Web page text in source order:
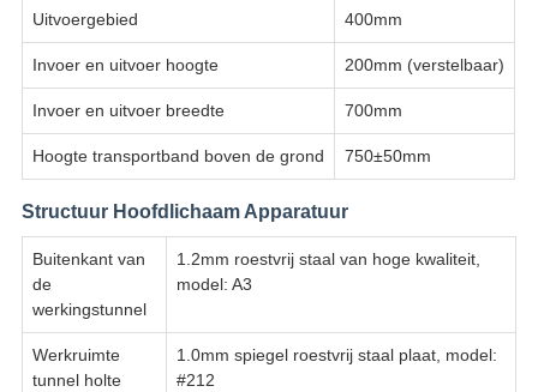
Uitvoergebied 400mm
Invoer en uitvoer hoogte 200mm (verstelbaar)
Invoer en uitvoer breedte 700mm
Hoogte transportband boven de grond 750±50mm
Structuur Hoofdlichaam Apparatuur
Buitenkant van
de
werkingstunnel
1.2mm roestvrij staal van hoge kwaliteit,
model: A3
Werkruimte
tunnel holte
1.0mm spiegel roestvrij staal plaat, model:
#212